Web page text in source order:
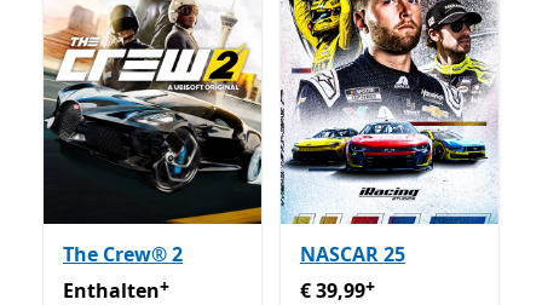
The Crew® 2
Enthalten inklusive Game PassEnthält In-App-Käufe
Enthalten+
NASCAR 25
€ 39,99Enthält In-App-
€ 39,99+